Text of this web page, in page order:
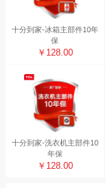
十分到家-冰箱主部件10年
保
￥128.00
十分到家-洗衣机主部件10
年保
￥128.00